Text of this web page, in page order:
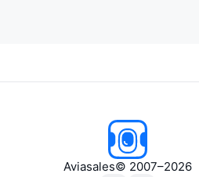
Aviasales© 2007–2026